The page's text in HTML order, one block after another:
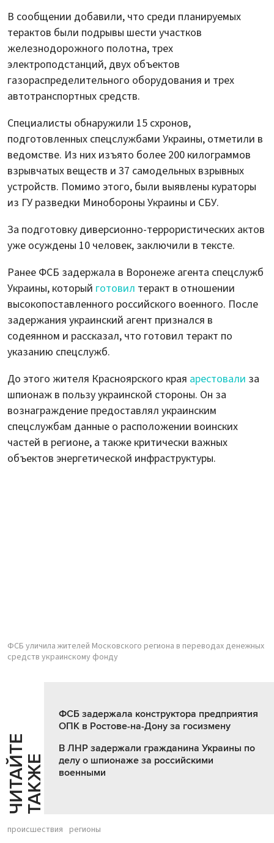
В сообщении добавили, что среди планируемых
терактов были подрывы шести участков
железнодорожного полотна, трех
электроподстанций, двух объектов
газораспределительного оборудования и трех
автотранспортных средств.
Специалисты обнаружили 15 схронов,
подготовленных спецслужбами Украины, отметили в
ведомстве. Из них изъято более 200 килограммов
взрывчатых веществ и 37 самодельных взрывных
устройств. Помимо этого, были выявлены кураторы
из ГУ разведки Минобороны Украины и СБУ.
За подготовку диверсионно-террористических актов
уже осуждены 10 человек, заключили в тексте.
Ранее ФСБ задержала в Воронеже агента спецслужб
Украины, который готовил теракт в отношении
высокопоставленного российского военного. После
задержания украинский агент признался в
содеянном и рассказал, что готовил теракт по
указанию спецслужб.
До этого жителя Красноярского края арестовали за
шпионаж в пользу украинской стороны. Он за
вознаграждение предоставлял украинским
спецслужбам данные о расположении воинских
частей в регионе, а также критически важных
объектов энергетической инфраструктуры.
ФСБ уличила жителей Московского региона в переводах денежных
средств украинскому фонду
Ч
И
Т
АЙ
Т
Е
Т
А
К
ЖЕ
ФСБ задержала конструктора предприятия
ОПК в Ростове-на-Дону за госизмену
В ЛНР задержали гражданина Украины по
делу о шпионаже за российскими
военными
происшествия регионы